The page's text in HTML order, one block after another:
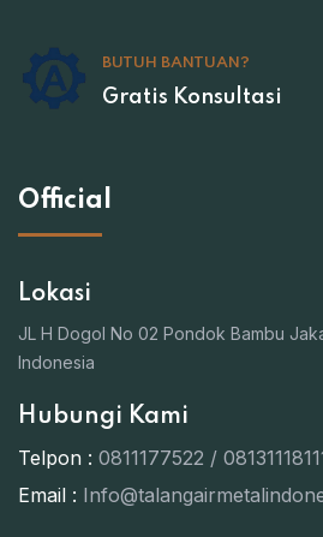
BUTUH BANTUAN?
Gratis Konsultasi
Official
Lokasi
JL H Dogol No 02 Pondok Bambu
Indonesia
Hubungi Kami
Telpon : 0811177522 /
Email :